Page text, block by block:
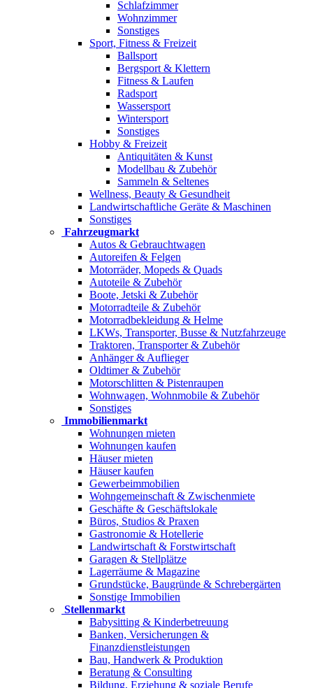
Schlafzimmer
Wohnzimmer
Sonstiges
Sport, Fitness & Freizeit
Ballsport
Bergsport & Klettern
Fitness & Laufen
Radsport
Wassersport
Wintersport
Sonstiges
Hobby & Freizeit
Antiquitäten & Kunst
Modellbau & Zubehör
Sammeln & Seltenes
Wellness, Beauty & Gesundheit
Landwirtschaftliche Geräte & Maschinen
Sonstiges
Fahrzeugmarkt
Autos & Gebrauchtwagen
Autoreifen & Felgen
Motorräder, Mopeds & Quads
Autoteile & Zubehör
Boote, Jetski & Zubehör
Motorradteile & Zubehör
Motorradbekleidung & Helme
LKWs, Transporter, Busse & Nutzfahrzeuge
Traktoren, Transporter & Zubehör
Anhänger & Auflieger
Oldtimer & Zubehör
Motorschlitten & Pistenraupen
Wohnwagen, Wohnmobile & Zubehör
Sonstiges
Immobilienmarkt
Wohnungen mieten
Wohnungen kaufen
Häuser mieten
Häuser kaufen
Gewerbeimmobilien
Wohngemeinschaft & Zwischenmiete
Geschäfte & Geschäftslokale
Büros, Studios & Praxen
Gastronomie & Hotellerie
Landwirtschaft & Forstwirtschaft
Garagen & Stellplätze
Lagerräume & Magazine
Grundstücke, Baugründe & Schrebergärten
Sonstige Immobilien
Stellenmarkt
Babysitting & Kinderbetreuung
Banken, Versicherungen &
Finanzdienstleistungen
Bau, Handwerk & Produktion
Beratung & Consulting
Bildung, Erziehung & soziale Berufe